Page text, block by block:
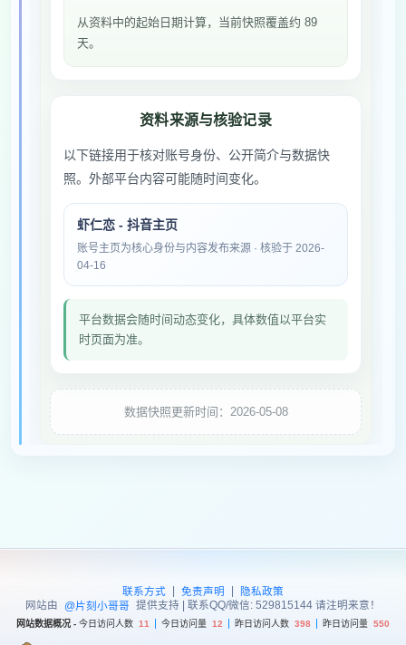
从资料中的起始日期计算，当前快照覆盖约 89
天。
资料来源与核验记录
以下链接用于核对账号身份、公开简介与数据快
照。外部平台内容可能随时间变化。
虾仁恋 - 抖音主页
账号主页为核心身份与内容发布来源 · 核验于 2026-
04-16
平台数据会随时间动态变化，具体数值以平台实
时页面为准。
数据快照更新时间：2026-05-08
联系方式 | 免责声明 |
隐私政策
网站由
@片刻小哥哥 提供支持 | 联系QQ/微信: 529815144 请注明来意！
网站数据概况 - 今日访问人数 11 今日访问量 12 昨日访问人数 398 昨日访问量 550